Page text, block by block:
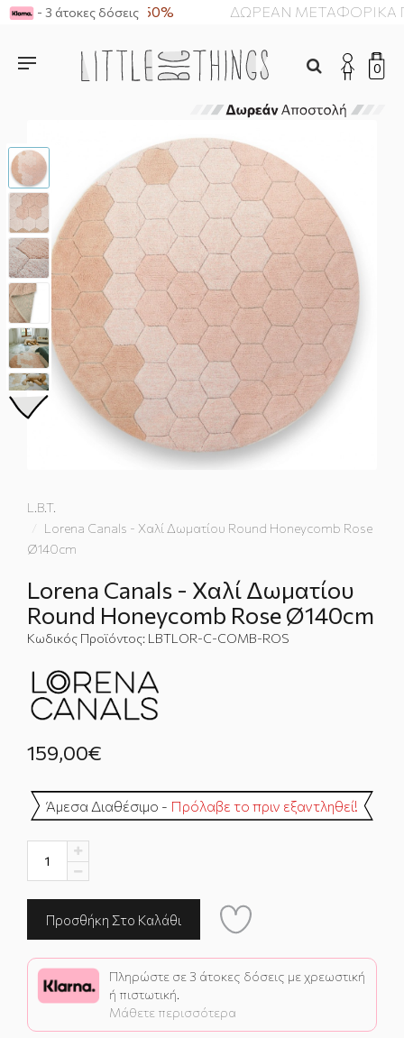
Summer Sale έως -50% ΔΩΡΕΑΝ ΜΕΤΑΦΟΡΙΚΑ
- 3 άτοκες δόσεις
0
L.B.T.
Lorena Canals - Χαλί Δωματίου Round Honeycomb Rose
Ø140cm
Lorena Canals - Χαλί Δωματίου
Round Honeycomb Rose Ø140cm
Κωδικός Προϊόντος: LBTLOR-C-COMB-ROS
159,00€
Άμεσα Διαθέσιμο - Πρόλαβε το πριν εξαντληθεί!
Πληρώστε σε 3 άτοκες δόσεις με χρεωστική
ή πιστωτική.
Μάθετε περισσότερα